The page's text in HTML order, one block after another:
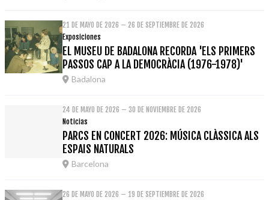
21 DE MAYO DE 2026 – 26 DE SEPTIEMBRE DE 2026
Exposiciones
EL MUSEU DE BADALONA RECORDA 'ELS PRIMERS
PASSOS CAP A LA DEMOCRÀCIA (1976-1978)'
Badalona
24 DE MAYO DE 2026 – 30 DE NOVIEMBRE DE 2026
Noticias
PARCS EN CONCERT 2026: MÚSICA CLÀSSICA ALS
ESPAIS NATURALS
Barcelona
26 DE MAYO DE 2026 – 19 DE SEPTIEMBRE DE 2026